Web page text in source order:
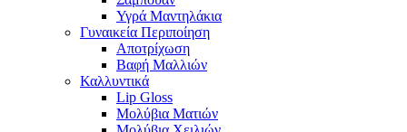
Υγρά Μαντηλάκια
Γυναικεία Περιποίηση
Αποτρίχωση
Βαφή Μαλλιών
Καλλυντικά
Lip Gloss
Μολύβια Ματιών